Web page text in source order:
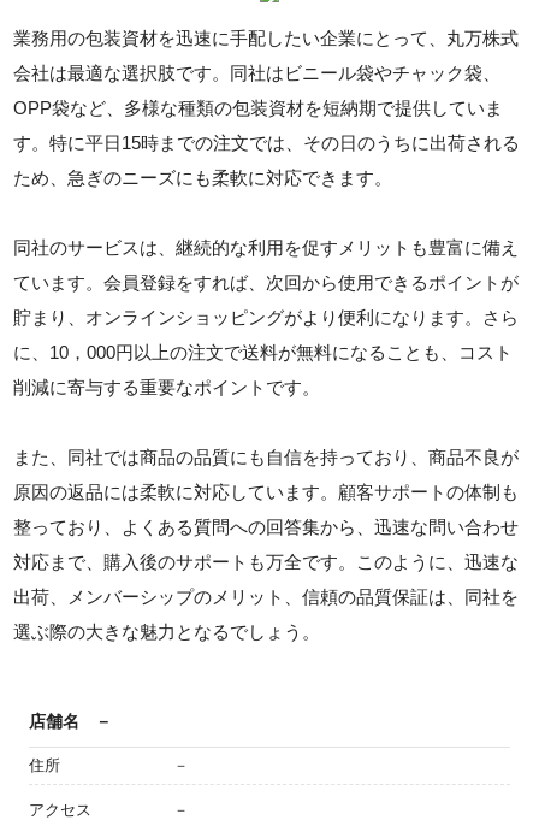
業務用の包装資材を迅速に手配したい企業にとって、丸万株式
会社は最適な選択肢です。同社はビニール袋やチャック袋、
OPP袋など、多様な種類の包装資材を短納期で提供していま
す。特に平日15時までの注文では、その日のうちに出荷される
ため、急ぎのニーズにも柔軟に対応できます。
同社のサービスは、継続的な利用を促すメリットも豊富に備え
ています。会員登録をすれば、次回から使用できるポイントが
貯まり、オンラインショッピングがより便利になります。さら
に、10，000円以上の注文で送料が無料になることも、コスト
削減に寄与する重要なポイントです。
また、同社では商品の品質にも自信を持っており、商品不良が
原因の返品には柔軟に対応しています。顧客サポートの体制も
整っており、よくある質問への回答集から、迅速な問い合わせ
対応まで、購入後のサポートも万全です。このように、迅速な
出荷、メンバーシップのメリット、信頼の品質保証は、同社を
選ぶ際の大きな魅力となるでしょう。
店舗名 －
住所 －
アクセス －